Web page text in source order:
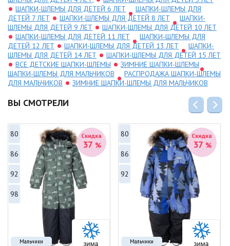
ШАПКИ-ШЛЕМЫ ДЛЯ ДЕТЕЙ 6 ЛЕТ
ШАПКИ-ШЛЕМЫ ДЛЯ
ДЕТЕЙ 7 ЛЕТ
ШАПКИ-ШЛЕМЫ ДЛЯ ДЕТЕЙ 8 ЛЕТ
ШАПКИ-
ШЛЕМЫ ДЛЯ ДЕТЕЙ 9 ЛЕТ
ШАПКИ-ШЛЕМЫ ДЛЯ ДЕТЕЙ 10 ЛЕТ
ШАПКИ-ШЛЕМЫ ДЛЯ ДЕТЕЙ 11 ЛЕТ
ШАПКИ-ШЛЕМЫ ДЛЯ
ДЕТЕЙ 12 ЛЕТ
ШАПКИ-ШЛЕМЫ ДЛЯ ДЕТЕЙ 13 ЛЕТ
ШАПКИ-
ШЛЕМЫ ДЛЯ ДЕТЕЙ 14 ЛЕТ
ШАПКИ-ШЛЕМЫ ДЛЯ ДЕТЕЙ 15 ЛЕТ
ВСЕ ДЕТСКИЕ ШАПКИ-ШЛЕМЫ
ЗИМНИЕ ШАПКИ-ШЛЕМЫ
ШАПКИ-ШЛЕМЫ ДЛЯ МАЛЬЧИКОВ
РАСПРОДАЖА ШАПКИ-ШЛЕМЫ
ДЛЯ МАЛЬЧИКОВ
ЗИМНИЕ ШАПКИ-ШЛЕМЫ ДЛЯ МАЛЬЧИКОВ
ВЫ СМОТРЕЛИ
Мальчики
Скидка
37 %
80
86
92
98
Мальчики
Скидка
37 %
80
86
92